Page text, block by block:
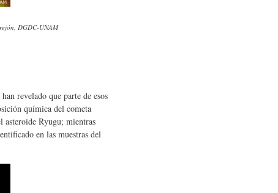
DGDC-UNAM
revelado que parte de esos
química del cometa
asteroide Ryugu; mientras
en las muestras del